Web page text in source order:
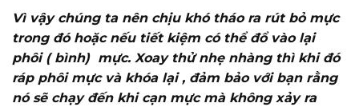
Vì vậy chúng ta nên chịu khó tháo ra rút bỏ mực
trong đó hoặc nếu tiết kiệm có thể đổ vào lại
phôi ( bình) mực. Xoay thử nhẹ nhàng thì khi đó
ráp phôi mực và khóa lại , đảm bảo với bạn rằng
nó sẽ chạy đến khi cạn mực mà không xảy ra